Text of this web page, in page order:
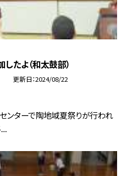
たよ（和太鼓部）
更新日 2024/08/22
センターで陶地域夏祭りが行われ